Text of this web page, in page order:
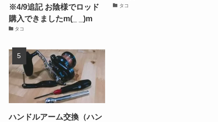
※4/9追記 お陰様でロッド
購入できましたm(_ _)m
タコ
タコ
ハンドルアーム交換（ハン